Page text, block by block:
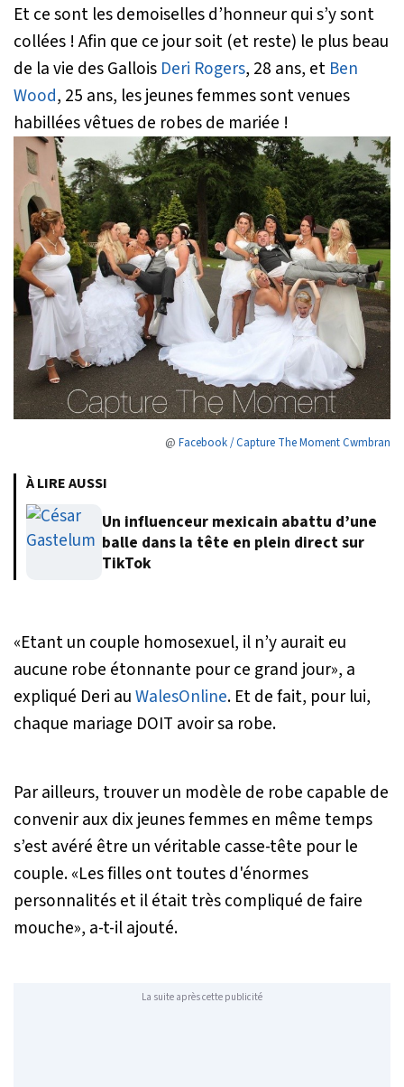
Et ce sont les demoiselles d’honneur qui s’y sont
collées ! Afin que ce jour soit (et reste) le plus beau
de la vie des Gallois Deri Rogers, 28 ans, et Ben
Wood, 25 ans, les jeunes femmes sont venues
habillées vêtues de robes de mariée !
@ Facebook / Capture The Moment Cwmbran
À LIRE AUSSI
Un influenceur mexicain abattu d’une
balle dans la tête en plein direct sur
TikTok
«Etant un couple homosexuel, il n’y aurait eu
aucune robe étonnante pour ce grand jour», a
expliqué Deri auWalesOnline. Et de fait, pour lui,
chaque mariage DOIT avoir sa robe.
Par ailleurs, trouver un modèle de robe capable de
convenir aux dix jeunes femmes en même temps
s’est avéré être un véritable casse-tête pour le
couple.«Les filles ont toutes d'énormes
personnalités et il était très compliqué de faire
mouche», a-t-il ajouté.
La suite après cette publicité